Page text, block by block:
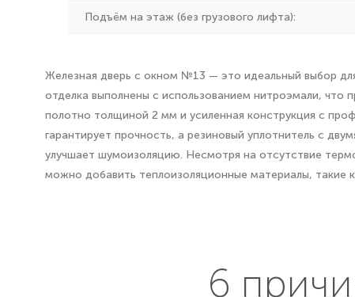
Подъём на этаж (без грузового лифта):
Железная дверь с окном №13 — это идеальный выбор
отделка выполнены с использованием нитроэмали, что
полотно толщиной 2 мм и усиленная конструкция с
гарантирует прочность, а резиновый уплотнитель с
улучшает шумоизоляцию. Несмотря на отсутствие
можно добавить теплоизоляционные материалы, такие
6